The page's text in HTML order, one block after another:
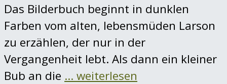
Das Bilderbuch beginnt in dunklen
Farben vom alten, lebensmüden Larson
zu erzählen, der nur in der
Vergangenheit lebt. Als dann ein kleiner
Bub an die … weiterlesen